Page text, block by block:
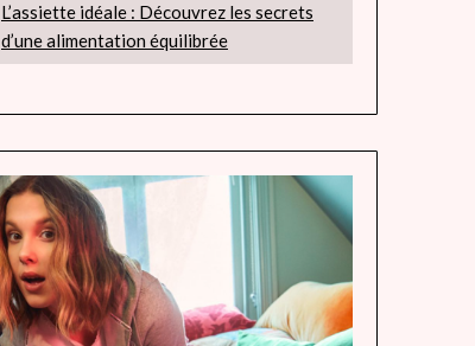
L’assiette idéale : Découvrez les secrets
d’une alimentation équilibrée